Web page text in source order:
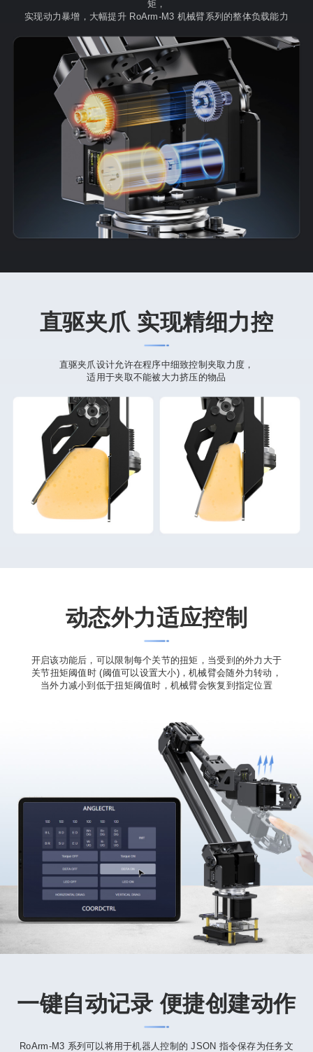
矩，
实现动力暴增，大幅提升 RoArm-M3 机械臂系列的整体负载能力
直驱夹爪 实现精细力控
直驱夹爪设计允许在程序中细致控制夹取力度，
适用于夹取不能被大力挤压的物品
动态外力适应控制
开启该功能后，可以限制每个关节的扭矩，当受到的外力大于
关节扭矩阈值时 (阈值可以设置大小)，机械臂会随外力转动，
当外力减小到低于扭矩阈值时，机械臂会恢复到指定位置
一键自动记录 便捷创建动作
RoArm-M3 系列可以将用于机器人控制的 JSON 指令保存为任务文